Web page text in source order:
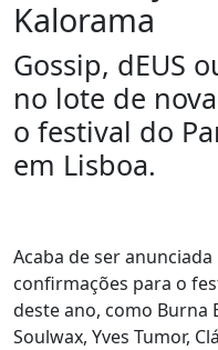
Kalorama
Gossip, dEUS
no lote de
o festival do
em Lisboa.
Acaba de ser
confirmações para o
deste ano, como Burna
Soulwax, Yves Tumor,